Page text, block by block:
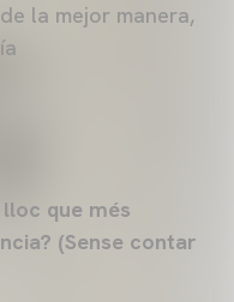
la mejor manera,
que més
(Sense contar